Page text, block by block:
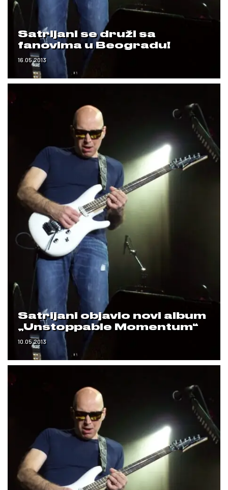
Satrijani se druži sa
fanovima u Beogradu!
16.05.2013
Satrijani objavio novi album
„Unstoppable Momentum“
10.05.2013